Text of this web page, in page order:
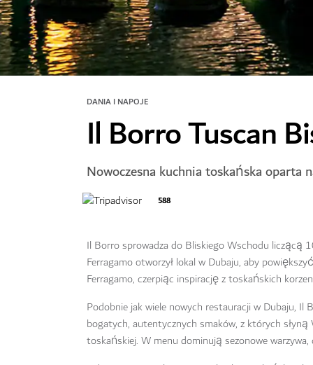
DANIA I NAPOJE
Il Borro Tuscan
Nowoczesna kuchnia toskańska oparta
588
Il Borro sprowadza do Bliskiego Wschodu liczącą
Ferragamo otworzył lokal w Dubaju, aby
Ferragamo, czerpiąc inspirację z toskańskich
Podobnie jak wiele nowych restauracji w Dubaju, Il
bogatych, autentycznych smaków, z których
toskańskiej. W menu dominują sezonowe